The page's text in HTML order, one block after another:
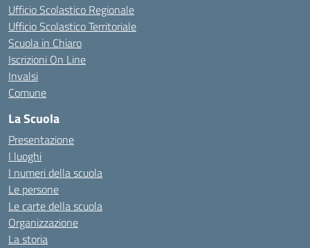
Ufficio Scolastico Regionale
Ufficio Scolastico Territoriale
Scuola in Chiaro
Iscrizioni On Line
Invalsi
Comune
La Scuola
Presentazione
I luoghi
I numeri della scuola
Le persone
Le carte della scuola
Organizzazione
La storia